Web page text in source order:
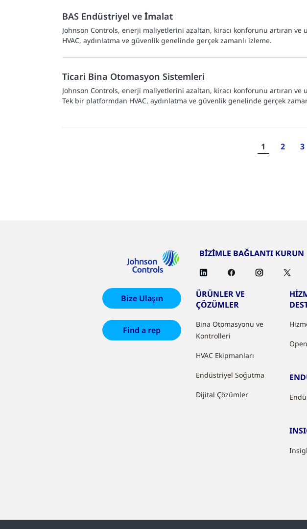
BAS Endüstriyel ve İmalat
Johnson Controls, enerji maliyetlerini azaltan, kiracı konforunu artıran
HVAC, aydınlatma ve güvenlik genelinde gerçek zamanlı izleme.
Ticari Bina Otomasyon Sistemleri
Johnson Controls, enerji maliyetlerini azaltan, kiracı konforunu artıran
Tek bir platformdan HVAC, aydınlatma ve güvenlik genelinde gerçek
1 2 3
BİZİMLE BAĞLANTI KURUN
Bize Ulaşın
Find a rep
ÜRÜNLER VE
ÇÖZÜMLER
Bina Otomasyonu ve
Kontrolleri
HVAC Ekipmanları
Endüstriyel Soğutma
Dijital Çözümler